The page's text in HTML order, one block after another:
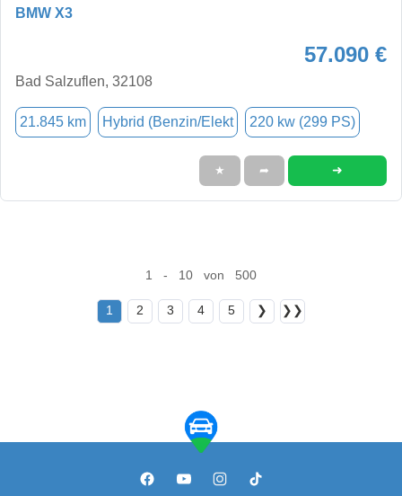
BMW X3
57.090 €
Bad Salzuflen, 32108
21.845 km Hybrid (Benzin/Elekt 220 kw (299 PS)
★ ➦ ➜
1 - 10 von 500
1 2 3 4 5 ❯ ❯❯